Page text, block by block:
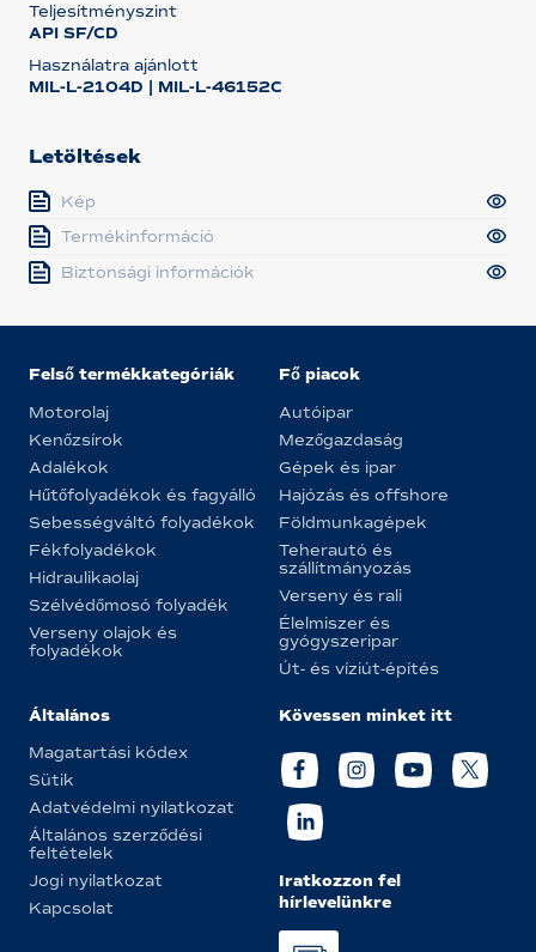
Teljesítményszint
API SF/CD
Használatra ajánlott
MIL-L-2104D | MIL-L-46152C
Letöltések
Kép
Termékinformáció
Biztonsági információk
Felső termékkategóriák
Motorolaj
Kenőzsírok
Adalékok
Hűtőfolyadékok és fagyálló
Sebességváltó folyadékok
Fékfolyadékok
Hidraulikaolaj
Szélvédőmosó folyadék
Verseny olajok és
folyadékok
Fő piacok
Autóipar
Mezőgazdaság
Gépek és ipar
Hajózás és offshore
Földmunkagépek
Teherautó és
szállítmányozás
Verseny és rali
Élelmiszer és
gyógyszeripar
Út- és víziút-építés
Általános
Magatartási kódex
Sütik
Adatvédelmi nyilatkozat
Általános szerződési
feltételek
Jogi nyilatkozat
Kapcsolat
Kövessen minket itt
Iratkozzon fel
hírlevelünkre